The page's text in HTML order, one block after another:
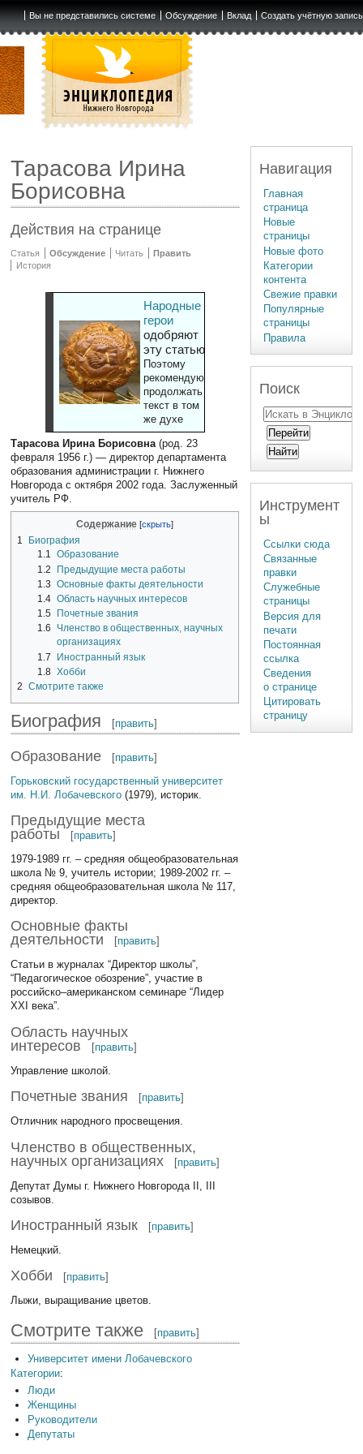
Вы не представились системе Обсуждение Вклад Создать учётную запись
Тарасова Ирина
Борисовна
Действия на странице
Статья Обсуждение Читать
Править
История
Народные
герои
одобряют
эту статью
Поэтому
рекомендуют
продолжать
текст в том
же духе
Тарасова Ирина Борисовна(род. 23
февраля 1956 г.) — директор департамента
образования администрации г. Нижнего
Новгорода с октября 2002 года. Заслуженный
учитель РФ.
Содержание
1
Биография
1.1 Образование
1.2
Предыдущие места работы
1.3 Основные факты деятельности
1.4 Область научных интересов
1.5
Почетные звания
1.6
Членство в общественных, научных
организациях
1.7
Иностранный язык
1.8 Хобби
2
Смотрите также
Биография [править]
Образование [править]
Горьковский государственный университет
им. Н.И. Лобачевского (1979), историк.
Предыдущие места
работы
[править]
1979-1989 гг. – средняя общеобразовательная
школа № 9, учитель истории; 1989-2002 гг. –
средняя общеобразовательная школа № 117,
директор.
Основные факты
деятельности
[править]
Статьи в журналах “Директор школы”,
“Педагогическое обозрение”, участие в
российско–американском семинаре “Лидер
XXI века”.
Область научных
интересов
[править]
Управление школой.
Почетные звания [править]
Отличник народного просвещения.
Членство в общественных,
научных организациях
[править]
Депутат Думы г. Нижнего Новгорода II, III
созывов.
Иностранный язык [править]
Немецкий.
Хобби [править]
Лыжи, выращивание цветов.
Смотрите также [править]
Университет имени Лобачевского
Категории:
Люди
Женщины
Руководители
Депутаты
Навигация
Главная
страница
Новые
страницы
Новые фото
Категории
контента
Свежие правки
Популярные
страницы
Правила
Поиск
Инструмент
ы
Ссылки сюда
Связанные
правки
Служебные
страницы
Версия для
печати
Постоянная
ссылка
Сведения
о странице
Цитировать
страницу